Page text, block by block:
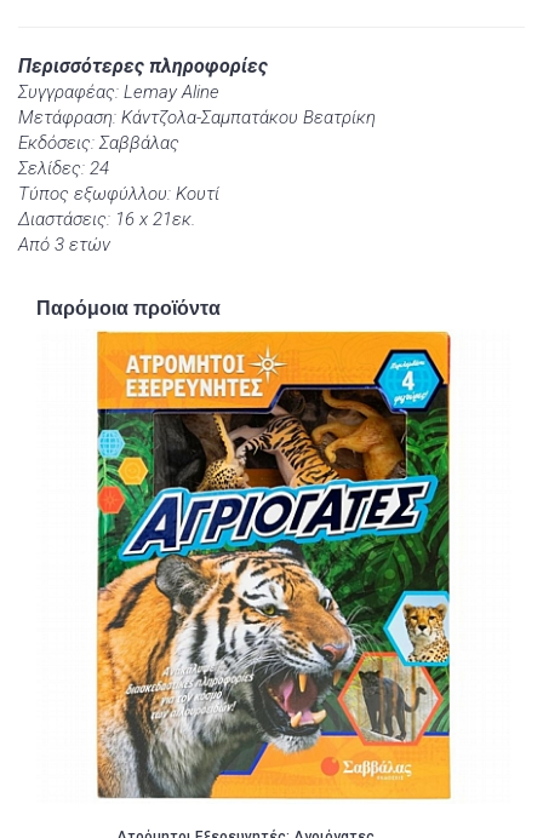
Περισσότερες πληροφορίες
Συγγραφέας: Lemay Aline
Μετάφραση: Κάντζολα-Σαμπατάκου Βεατρίκη
Εκδόσεις: Σαββάλας
Σελίδες: 24
Τύπος εξωφύλλου: Κουτί
Διαστάσεις: 16 x 21εκ.
Από 3 ετών
Παρόμοια προϊόντα